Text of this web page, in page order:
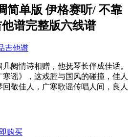
简单版 伊格赛听/ 不靠
谱完整版六线谱
吉他谱
阙情诗相赠，他抚琴长伴成佳话。
谣》，这戏腔与国风的碰撞，佳人
敬佳人，广寒歌谣传唱人间，良人
购买